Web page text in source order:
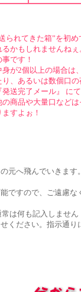
元へ飛んでいきます
ですので、ご遠慮な
は何も記入しません
ください。指示通り
られてきた箱”を初
るかもしれませんね
事です！
身が2個以上の場合は
り、あるいは数個口
発送完了メール』 に
の商品や大量口など
ますよぉ！